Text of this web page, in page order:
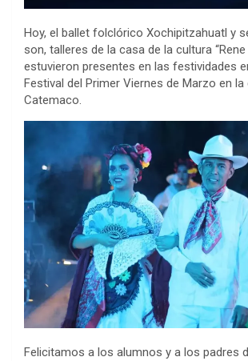
Hoy, el ballet folclórico Xochipitzahuatl y
son, talleres de la casa de la cultura “Rene
estuvieron presentes en las festividades
Festival del Primer Viernes de Marzo en la
Catemaco.
Felicitamos a los alumnos y a los padres